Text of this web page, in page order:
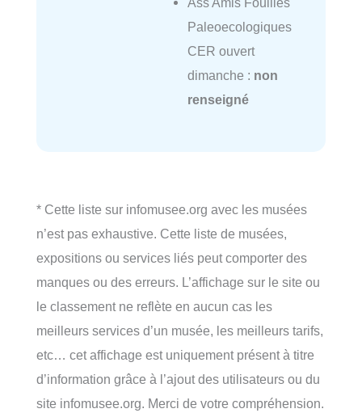
Paleoecologiques
CER ouvert
dimanche : non
renseigné
* Cette liste sur infomusee.org avec les musées
n’est pas exhaustive. Cette liste de musées,
expositions ou services liés peut comporter des
manques ou des erreurs. L’affichage sur le site ou
le classement ne reflète en aucun cas les
meilleurs services d’un musée, les meilleurs tarifs,
etc… cet affichage est uniquement présent à titre
d’information grâce à l’ajout des utilisateurs ou du
site infomusee.org. Merci de votre compréhension.